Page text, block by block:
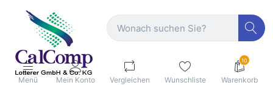
Menü Mein Konto Vergleichen Wunschliste
10
Warenkorb